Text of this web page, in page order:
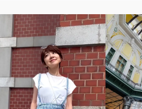
購入
エクラプレミア
売れ筋ランキング